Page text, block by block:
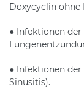
Doxycyclin ohne
● Infektionen
● Infektionen
Sinusitis).